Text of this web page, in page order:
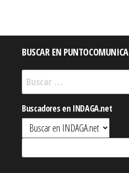
BUSCAR EN PUNTOCOMUNICA
Buscar:
Buscadores en INDAGA.net